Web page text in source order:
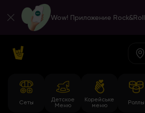
Wow! Приложение Rock&Roll
Сеты
Детское
Меню
Корейське
меню
Роллы